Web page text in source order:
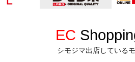
EC
シモジマ出店している